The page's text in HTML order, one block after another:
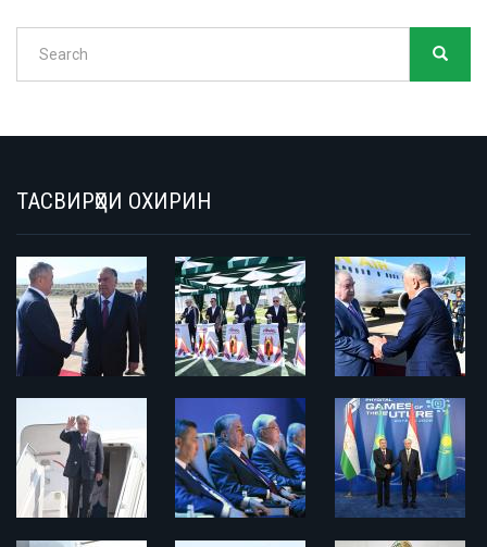
Search
ТАСВИРҲОИ ОХИРИН